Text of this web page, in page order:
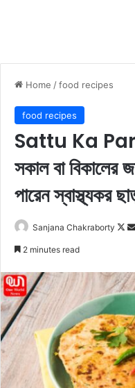
Home /food recipes
food recipes
Sattu Ka
সকাল বা বিকালের
পারেন স্বাস্থ্যকর
Sanjana Chakraborty
F
l
o
o
n
X
2 minutes read